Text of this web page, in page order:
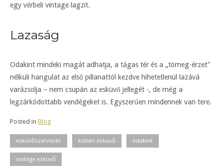
egy vérbeli vintage lagzit.
Lazaság
Odakint mindeki magát adhatja, a tágas tér és a „tömeg-érzet”
nélküli hangulat az első pillanattól kezdve hihetetlenül lazává
varázsolja – nem csupán az esküvő jellegét -, de még a
legzárkódottabb vendégeket is. Egyszerűen mindennek van tere.
Posted in Blog
esküvőszervezés kültéri esküvő odakint
vintage esküvő